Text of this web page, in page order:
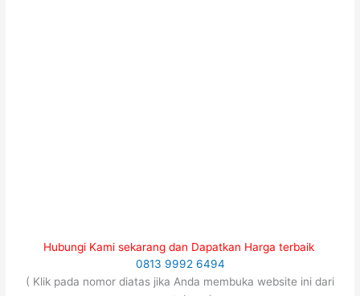
Hubungi Kami sekarang dan Dapatkan Harga terbaik
0813 9992 6494
( Klik pada nomor diatas jika Anda membuka website ini dari